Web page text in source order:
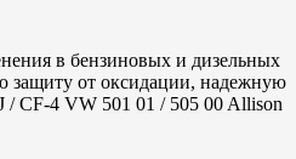
в бензиновых и дизельных
защиту от оксидации, надежную
/ CF-4 VW 501 01 / 505 00 Allison